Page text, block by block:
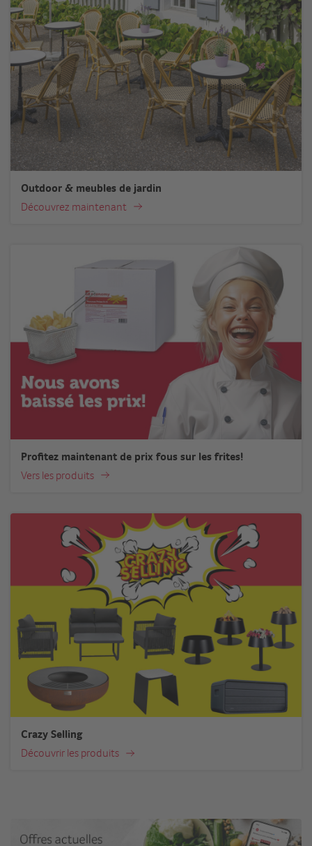
Outdoor & meubles de jardin
Découvrez maintenant
Profitez maintenant de prix fous sur les frites!
Vers les produits
Crazy Selling
Découvrir les produits